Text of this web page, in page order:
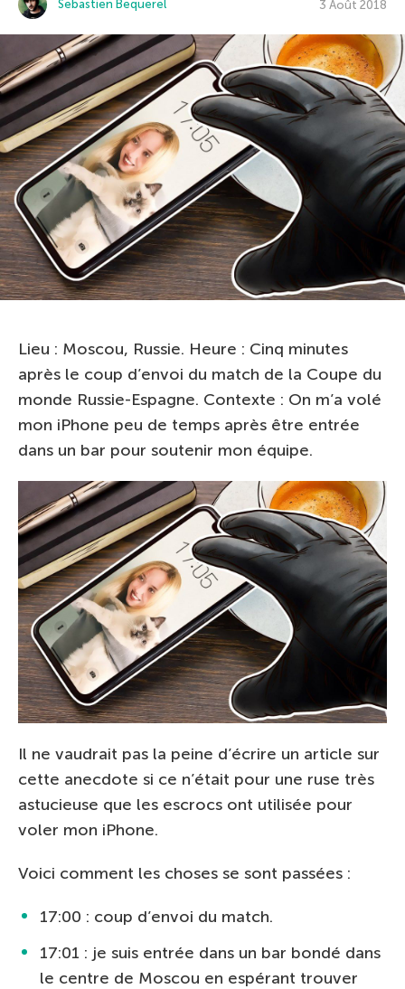
Sebastien Bequerel 3 Août 2018
Lieu : Moscou, Russie. Heure : Cinq minutes
après le coup d’envoi du match de la Coupe du
monde Russie-Espagne. Contexte : On m’a volé
mon iPhone peu de temps après être entrée
dans un bar pour soutenir mon équipe.
Il ne vaudrait pas la peine d’écrire un article sur
cette anecdote si ce n’était pour une ruse très
astucieuse que les escrocs ont utilisée pour
voler mon iPhone.
Voici comment les choses se sont passées :
17:00 : coup d’envoi du match.
17:01 : je suis entrée dans un bar bondé dans
le centre de Moscou en espérant trouver